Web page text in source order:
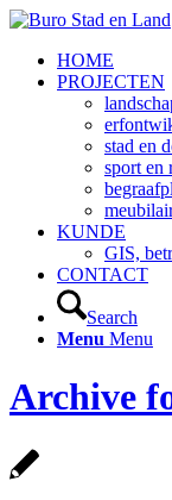
HOME
PROJECTEN
stad en
sport en
KUNDE
GIS,
CONTACT
Search
Menu Menu
Archive